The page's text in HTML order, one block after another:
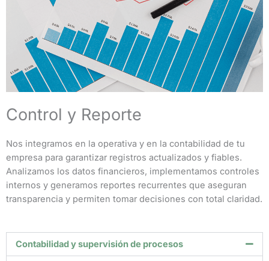
Control y Reporte
Nos integramos en la operativa y en la contabilidad de tu
empresa para garantizar registros actualizados y fiables.
Analizamos los datos financieros, implementamos controles
internos y generamos reportes recurrentes que aseguran
transparencia y permiten tomar decisiones con total claridad.
Contabilidad y supervisión de procesos